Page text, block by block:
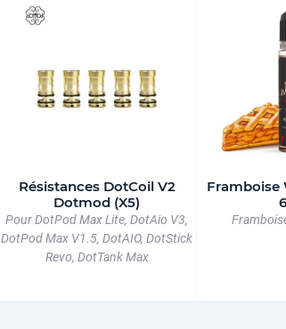
Résistances DotCoil V2
Dotmod (X5)
Pour DotPod Max Lite, DotAio V3,
DotPod Max V1.5, DotAIO, DotStick
Revo, DotTank Max
Framboise